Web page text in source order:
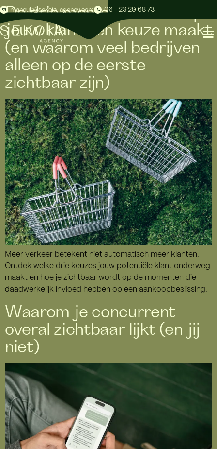
manouk@sekoia-agency.com 06 - 23 29 68 73
De drie momenten waarop
jouw klant een keuze maakt
(en waarom veel bedrijven
alleen op de eerste
zichtbaar zijn)
Meer verkeer betekent niet automatisch meer klanten.
Ontdek welke drie keuzes jouw potentiële klant onderweg
maakt en hoe je zichtbaar wordt op de momenten die
daadwerkelijk invloed hebben op een aankoopbeslissing.
Waarom je concurrent
overal zichtbaar lijkt (en jij
niet)